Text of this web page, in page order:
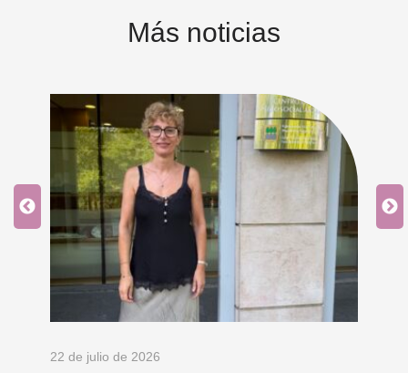
Más noticias
22 de julio de 2026